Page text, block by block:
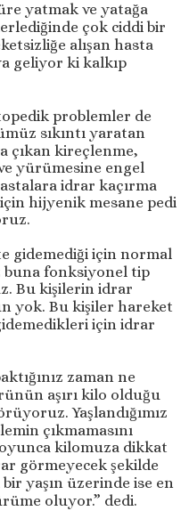
yatmak ve yatağa
çok ciddi bir
alışan hasta
geliyor ki kalkıp
problemler de
sıkıntı yaratan
çıkan kireçlenme,
yürümesine engel
idrar kaçırma
hijyenik mesane pedi
gidemediği için normal
buna fonksiyonel tip
Bu kişilerin idrar
yok. Bu kişiler hareket
için idrar
zaman ne
aşırı kilo olduğu
Yaşlandığımız
çıkmamasını
kilomuza dikkat
görmeyecek şekilde
yaşın üzerinde ise en
oluyor.” dedi.